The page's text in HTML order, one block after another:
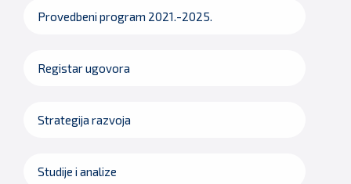
Provedbeni program 2021.-2025.
Registar ugovora
Strategija razvoja
Studije i analize